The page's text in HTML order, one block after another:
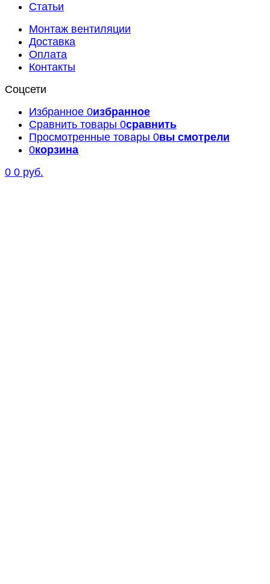
Статьи
Монтаж вентиляции
Доставка
Оплата
Контакты
Соцсети
Избранное 0избранное
Сравнить товары 0сравнить
Просмотренные товары 0вы смотрели
0корзина
0 0 руб.